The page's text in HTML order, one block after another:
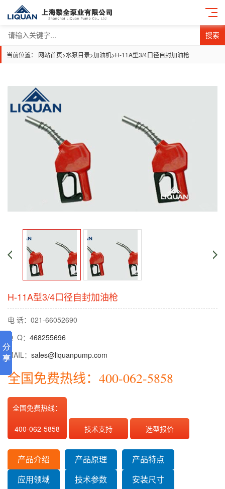
搜索
当前位置： 网站首页>水泵目录>加油机>H-11A型3/4口径自封加油枪
H-11A型3/4口径自封加油枪
电 话：021-66052690
Q Q： 468255696
MAIL： sales@liquanpump.com
全国免费热线：400-062-5858
全国免费热线：
400-062-5858 技术支持 选型报价
产品介绍 产品原理
产品特点
应用领域
技术参数
安装尺寸